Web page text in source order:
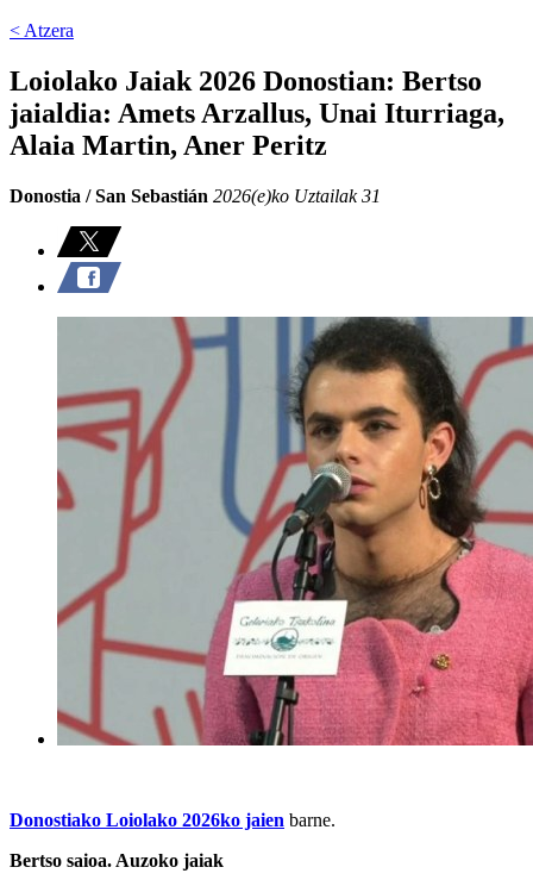
< Atzera
Loiolako Jaiak 2026 Donostian: Bertso
jaialdia: Amets Arzallus, Unai Iturriaga,
Alaia Martin, Aner Peritz
Donostia / San Sebastián 2026(e)ko Uztailak 31
Donostiako Loiolako 2026ko jaien barne.
Bertso saioa. Auzoko jaiak